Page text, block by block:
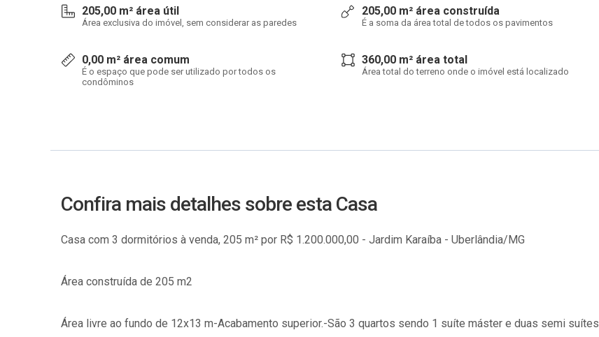
205,00 m² área útil
Área exclusiva do imóvel, sem considerar as paredes
205,00 m² área construída
É a soma da área total de todos os pavimentos
0,00 m² área comum
É o espaço que pode ser utilizado por todos os
condôminos
360,00 m² área total
Área total do terreno onde o imóvel está localizado
Confira mais detalhes sobre esta Casa
Casa com 3 dormitórios à venda, 205 m² por R$ 1.200.000,00 - Jardim Karaíba - Uberlândia/MG
Área construída de 205 m2
Área livre ao fundo de 12x13 m-Acabamento superior.-São 3 quartos sendo 1 suíte máster e duas semi suítes